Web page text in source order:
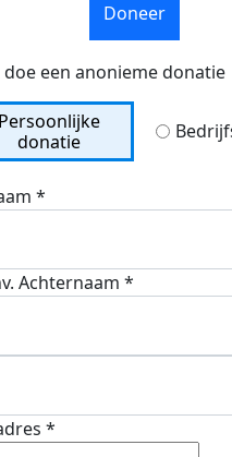
Doneer
doe een anonieme donatie
Persoonlijke
donatie
*
Achternaam *
*